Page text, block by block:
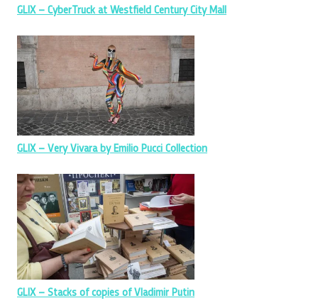
GLIX – CyberTruck at Westfield Century City Mall
GLIX – Very Vivara by Emilio Pucci Collection
GLIX – Stacks of copies of Vladimir Putin